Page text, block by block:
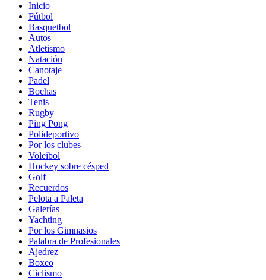
Inicio
Fútbol
Basquetbol
Autos
Atletismo
Natación
Canotaje
Padel
Bochas
Tenis
Rugby
Ping Pong
Polideportivo
Por los clubes
Voleibol
Hockey sobre césped
Golf
Recuerdos
Pelota a Paleta
Galerías
Yachting
Por los Gimnasios
Palabra de Profesionales
Ajedrez
Boxeo
Ciclismo